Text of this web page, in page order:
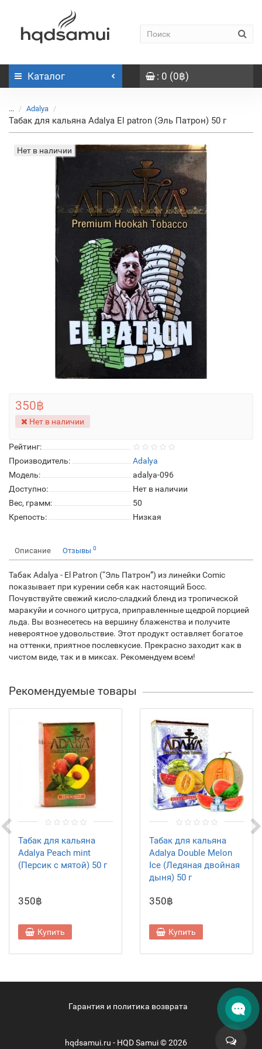
Каталог : 0 (0฿)
... Adalya
Табак для кальяна Adalya El patron (Эль Патрон) 50 г
Нет в наличии
Рейтинг:
Производитель:
Adalya
Модель:
adalya-096
Доступно:
Нет в наличии
Вес, грамм:
50
Крепость:
Низкая
350฿
Нет в наличии
Описание Отзывы 0
Табак Adalya - El Patron (“Эль Патрон”) из линейки Comic
показывает при курении себя как настоящий Босс.
Почувствуйте свежий кисло-сладкий бленд из тропической
маракуйи и сочного цитруса, приправленные щедрой порцией
льда. Вы вознесетесь на вершину блаженства и получите
невероятное удовольствие. Этот продукт оставляет богатое
на оттенки, приятное послевкусие. Прекрасно заходит как в
чистом виде, так и в миксах. Рекомендуем всем!
Рекомендуемые товары
Табак для кальяна
Adalya Peach mint
(Персик с мятой) 50 г
350฿
Купить
Табак для кальяна
Adalya Double Melon
Ice (Ледяная двойная
дыня) 50 г
350฿
Купить
Гарантия и политика возврата
hqdsamui.ru - HQD Samui © 2026